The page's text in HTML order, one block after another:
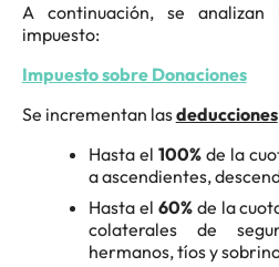
A continuación, se
impuesto:
Impuesto sobre Donaciones
Se incrementan lasdeducciones
Hasta el 100%de la
a ascendientes,
Hasta el 60%de la
colaterales de
hermanos, tíos y